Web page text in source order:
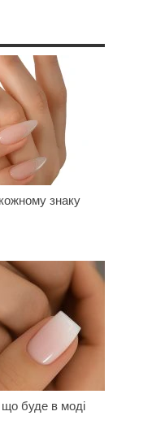
знаку
що буде в моді